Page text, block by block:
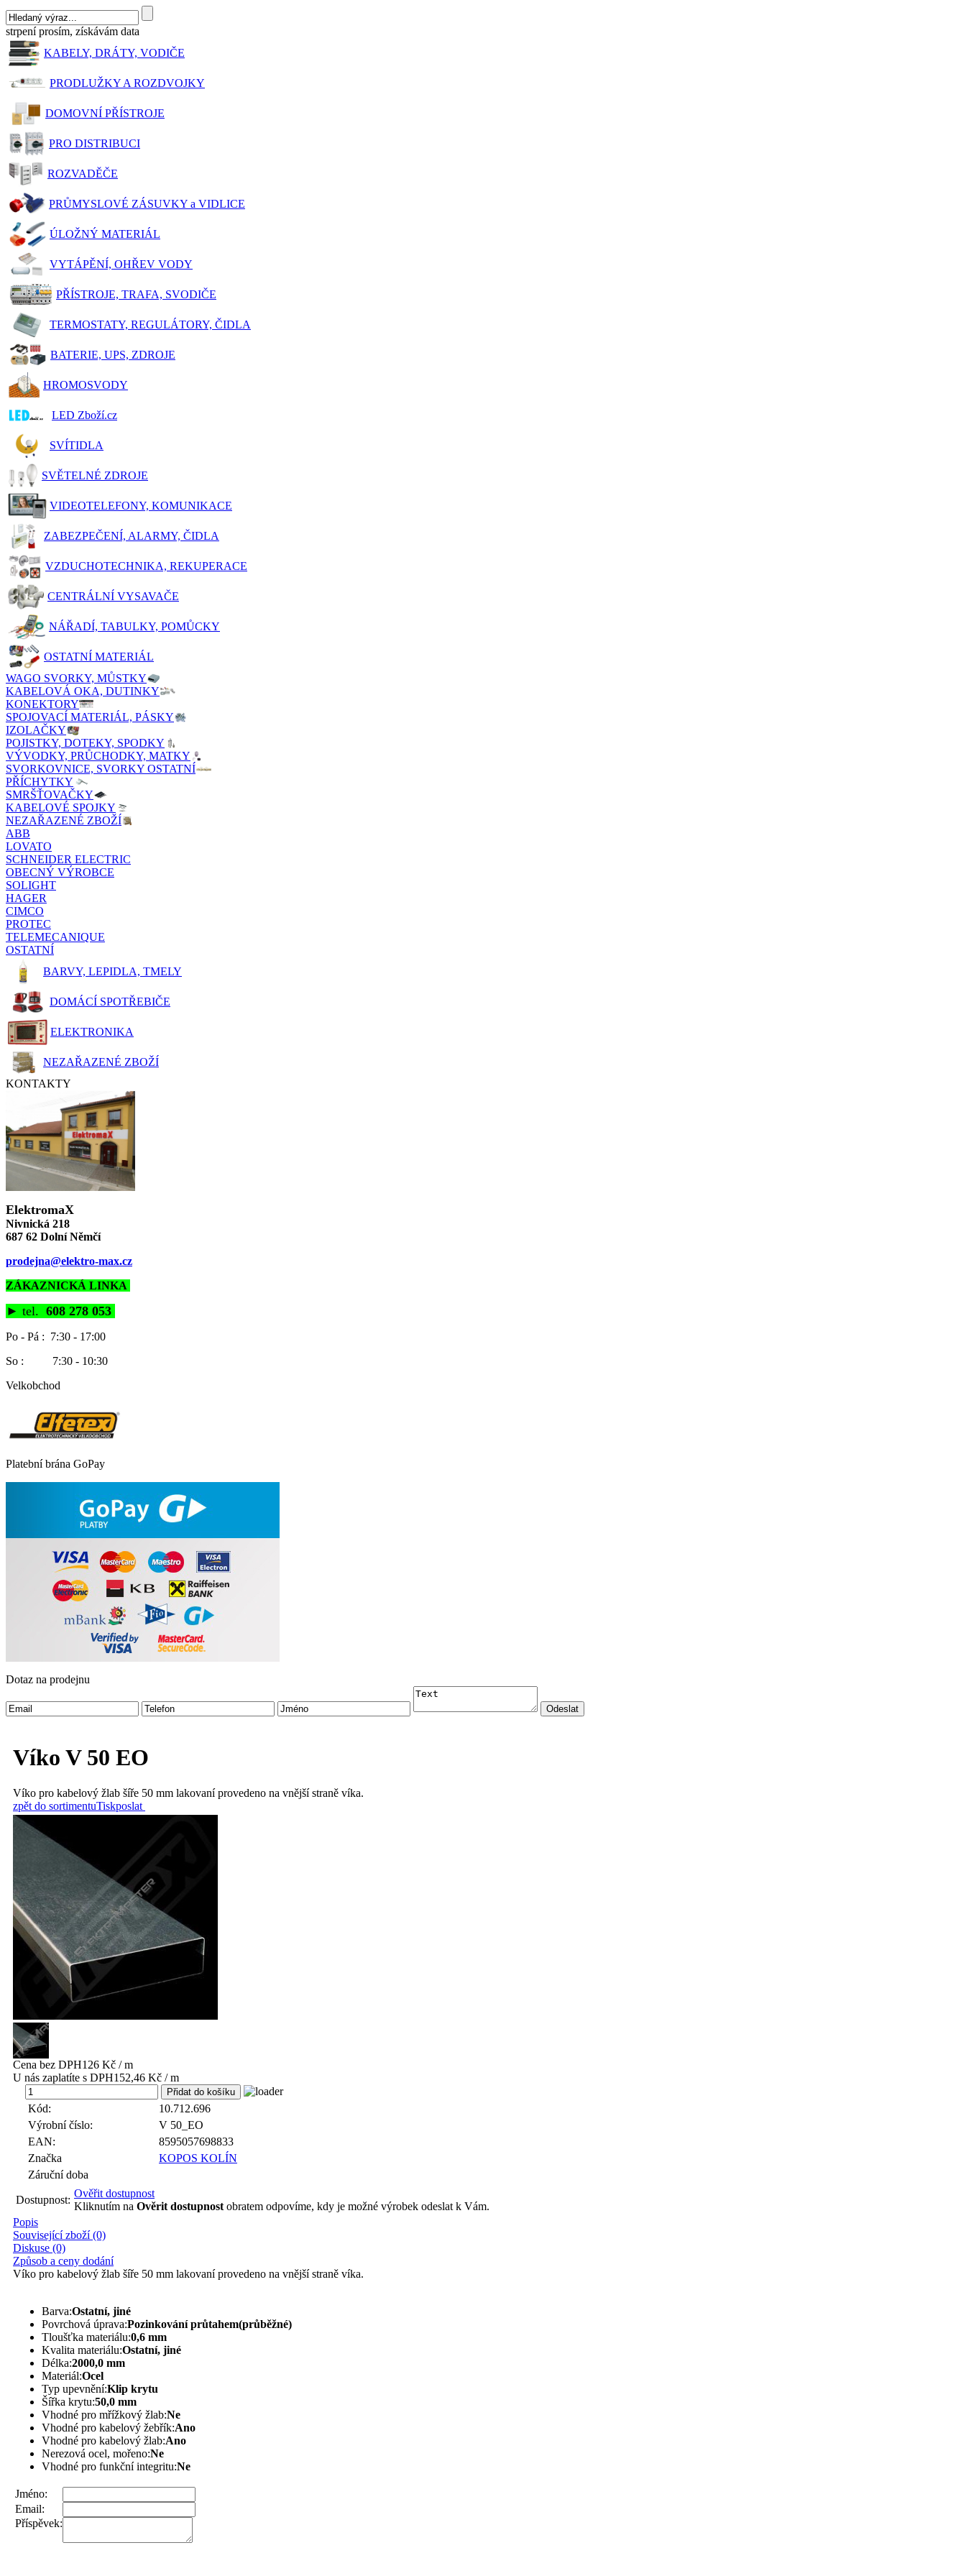
strpení prosím, získávám data
KABELY, DRÁTY, VODIČE
PRODLUŽKY A ROZDVOJKY
DOMOVNÍ PŘÍSTROJE
PRO DISTRIBUCI
ROZVADĚČE
PRŮMYSLOVÉ ZÁSUVKY a VIDLICE
ÚLOŽNÝ MATERIÁL
VYTÁPĚNÍ, OHŘEV VODY
PŘÍSTROJE, TRAFA, SVODIČE
TERMOSTATY, REGULÁTORY, ČIDLA
BATERIE, UPS, ZDROJE
HROMOSVODY
LED Zboží.cz
SVÍTIDLA
SVĚTELNÉ ZDROJE
VIDEOTELEFONY, KOMUNIKACE
ZABEZPEČENÍ, ALARMY, ČIDLA
VZDUCHOTECHNIKA, REKUPERACE
CENTRÁLNÍ VYSAVAČE
NÁŘADÍ, TABULKY, POMŮCKY
OSTATNÍ MATERIÁL
WAGO SVORKY, MŮSTKY
KABELOVÁ OKA, DUTINKY
KONEKTORY
SPOJOVACÍ MATERIÁL, PÁSKY
IZOLAČKY
POJISTKY, DOTEKY, SPODKY
VÝVODKY, PRŮCHODKY, MATKY
SVORKOVNICE, SVORKY OSTATNÍ
PŘÍCHYTKY
SMRŠŤOVAČKY
KABELOVÉ SPOJKY
NEZAŘAZENÉ ZBOŽÍ
ABB
LOVATO
SCHNEIDER ELECTRIC
OBECNÝ VÝROBCE
SOLIGHT
HAGER
CIMCO
PROTEC
TELEMECANIQUE
OSTATNÍ
BARVY, LEPIDLA, TMELY
DOMÁCÍ SPOTŘEBIČE
ELEKTRONIKA
NEZAŘAZENÉ ZBOŽÍ
KONTAKTY
ElektromaX
Nivnická 218
687 62 Dolní Němčí
prodejna@elektro-max.cz
ZÁKAZNICKÁ LINKA
► tel. 608 278 053
Po - Pá : 7:30 - 17:00
So : 7:30 - 10:30
Velkobchod
Platební brána GoPay
Dotaz na prodejnu
Víko V 50 EO
Víko pro kabelový žlab šíře 50 mm lakovaní provedeno na vnější straně víka.
zpět do sortimentuTiskposlat
Cena bez DPH126 Kč / m
U nás zaplatíte s DPH152,46 Kč / m
Kód:
10.712.696
Výrobní číslo:
V 50_EO
EAN:
8595057698833
Značka
KOPOS KOLÍN
Záruční doba
Dostupnost:
Ověřit dostupnost
Kliknutím na Ověrit dostupnost obratem odpovíme, kdy je možné výrobek odeslat k Vám.
Popis
Související zboží (0)
Diskuse (0)
Způsob a ceny dodání
Víko pro kabelový žlab šíře 50 mm lakovaní provedeno na vnější straně víka.
Barva:Ostatní, jiné
Povrchová úprava:Pozinkování průtahem(průběžné)
Tloušťka materiálu:0,6 mm
Kvalita materiálu:Ostatní, jiné
Délka:2000,0 mm
Materiál:Ocel
Typ upevnění:Klip krytu
Šířka krytu:50,0 mm
Vhodné pro mřížkový žlab:Ne
Vhodné pro kabelový žebřík:Ano
Vhodné pro kabelový žlab:Ano
Nerezová ocel, mořeno:Ne
Vhodné pro funkční integritu:Ne
Jméno:
Email:
Příspěvek: